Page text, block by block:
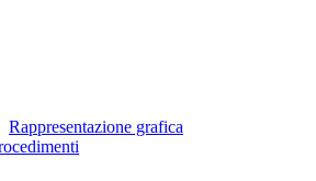
Rappresentazione grafica